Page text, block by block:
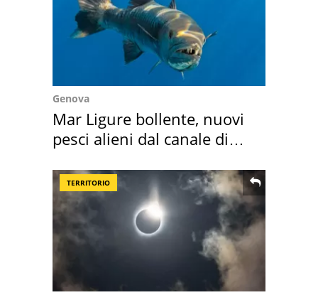
Genova
Mar Ligure bollente, nuovi
pesci alieni dal canale di
TERRITORIO